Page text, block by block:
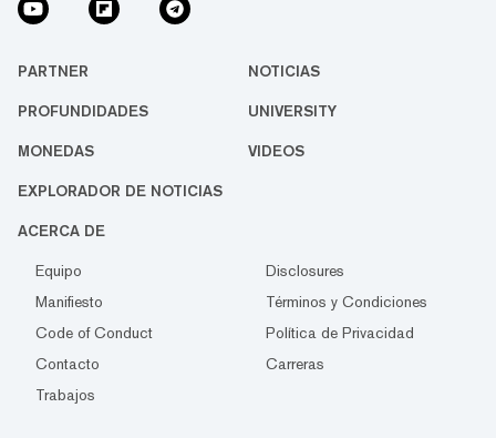
PARTNER NOTICIAS
PROFUNDIDADES UNIVERSITY
MONEDAS VIDEOS
EXPLORADOR DE NOTICIAS
ACERCA DE
Equipo
Disclosures
Manifiesto
Términos y Condiciones
Code of Conduct
Política de Privacidad
Contacto
Carreras
Trabajos